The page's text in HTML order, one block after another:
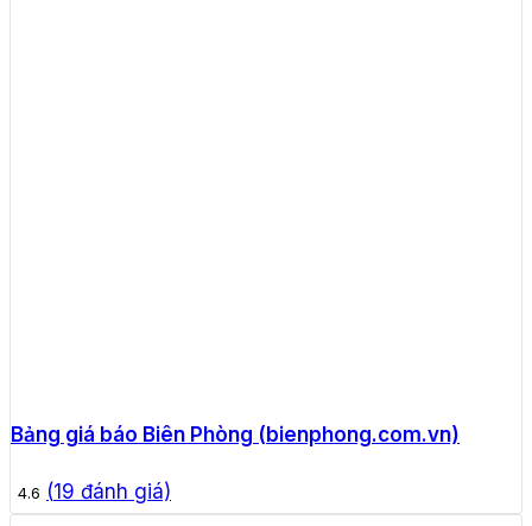
Bảng giá báo Biên Phòng (bienphong.com.vn)
4.6 (19 đánh giá)